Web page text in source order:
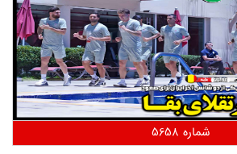
شماره 5658